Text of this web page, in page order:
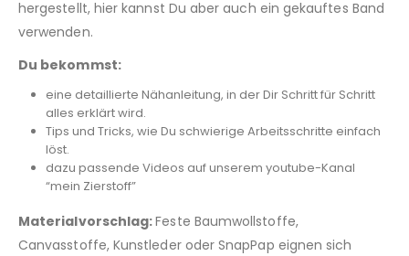
hergestellt, hier kannst Du aber auch ein gekauftes Band
verwenden.
Du bekommst:
eine detaillierte Nähanleitung, in der Dir Schritt für Schritt
alles erklärt wird.
Tips und Tricks, wie Du schwierige Arbeitsschritte einfach
löst.
dazu passende Videos auf unserem youtube-Kanal
“mein Zierstoff”
Materialvorschlag:Feste Baumwollstoffe,
Canvasstoffe, Kunstleder oder SnapPap eignen sich